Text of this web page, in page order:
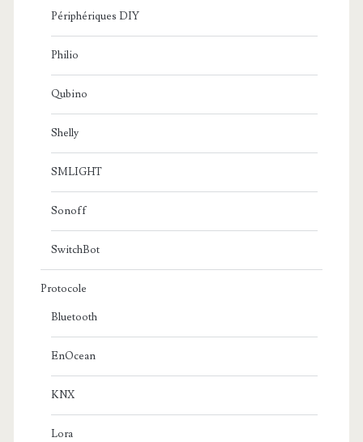
Périphériques DIY
Philio
Qubino
Shelly
SMLIGHT
Sonoff
SwitchBot
Protocole
Bluetooth
EnOcean
KNX
Lora